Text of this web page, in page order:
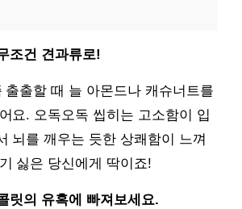
조건 견과류로!
출출할 때 늘 아몬드나 캐슈너트를
요. 오독오독 씹히는 고소함이 입
뇌를 깨우는 듯한 상쾌함이 느껴
싫은 당신에게 딱이죠!
릿의 유혹에 빠져보세요.